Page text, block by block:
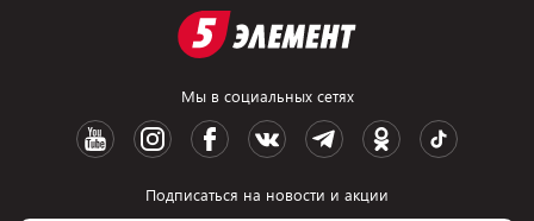
Мы в социальных сетях
Подписаться на новости и акции